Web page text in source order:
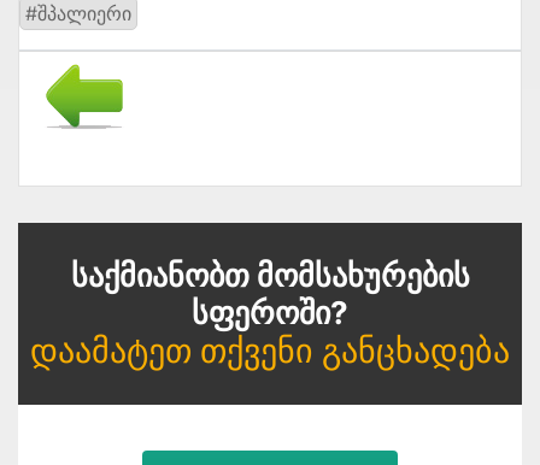
#შპალიერი
Საქმიანობთ Მომსახურების
Სფეროში?
Დაამატეთ Თქვენი Განცხადება